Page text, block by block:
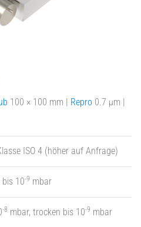
100 × 100 mm | Repro 0.7 µm |
ISO 4 (höher auf Anfrage)
bis 10-9 mbar
-8 mbar, trocken bis 10-9 mbar